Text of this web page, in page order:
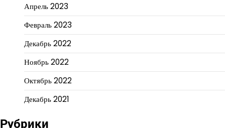
Апрель 2023
Февраль 2023
Декабрь 2022
Ноябрь 2022
Октябрь 2022
Декабрь 2021
Рубрики